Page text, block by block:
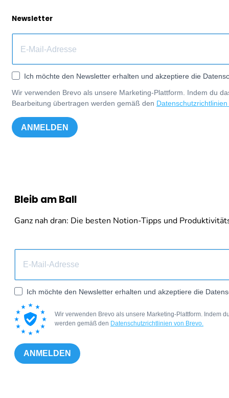
Newsletter
Ich möchte den Newsletter erhalten und akzeptiere die
Wir verwenden Brevo als unsere Marketing-Plattform. Indem du
Bearbeitung übertragen werden gemäß den
ANMELDEN
Bleib am Ball
Ganz nah dran: Die besten Notion-Tipps und
Ich möchte den Newsletter erhalten und akzeptiere die
Wir verwenden Brevo als unsere Marketing-Plattform. Indem
werden gemäß den Datenschutzrichtlinien von Brevo.
ANMELDEN